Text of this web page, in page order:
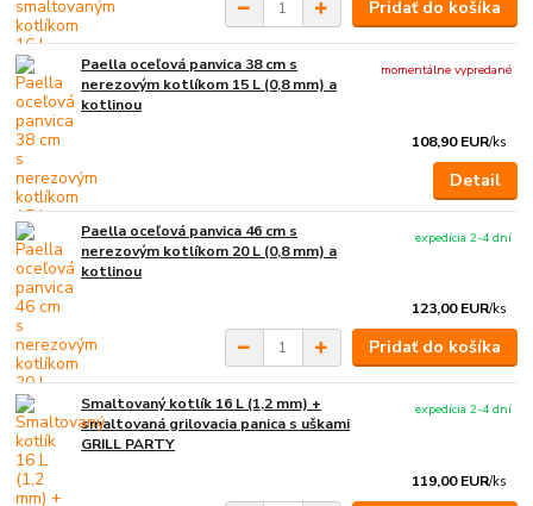
Pridať do košíka
Paella oceľová panvica 38 cm s
nerezovým kotlíkom 15 L (0,8 mm) a
kotlinou
108,90 EUR/ks
momentálne vypredané
Detail
Paella oceľová panvica 46 cm s
nerezovým kotlíkom 20 L (0,8 mm) a
kotlinou
123,00 EUR/ks
expedícia 2-4 dní
Pridať do košíka
Smaltovaný kotlík 16 L (1,2 mm) +
smaltovaná grilovacia panica s uškami
GRILL PARTY
119,00 EUR/ks
expedícia 2-4 dní